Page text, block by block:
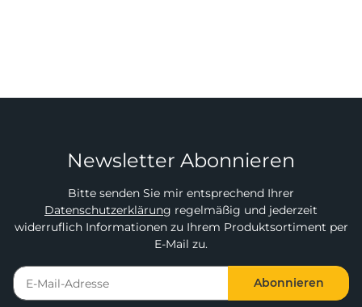
Newsletter Abonnieren
Bitte senden Sie mir entsprechend Ihrer
Datenschutzerklärung regelmäßig und jederzeit
widerruflich Informationen zu Ihrem Produktsortiment per
E-Mail zu.
Abonnieren